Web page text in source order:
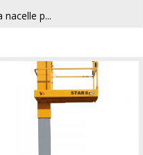
nacelle p...